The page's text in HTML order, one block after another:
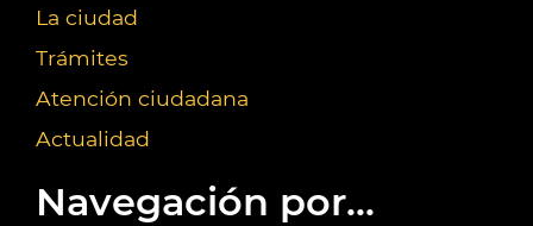
La ciudad
Trámites
Atención ciudadana
Actualidad
Navegación por...